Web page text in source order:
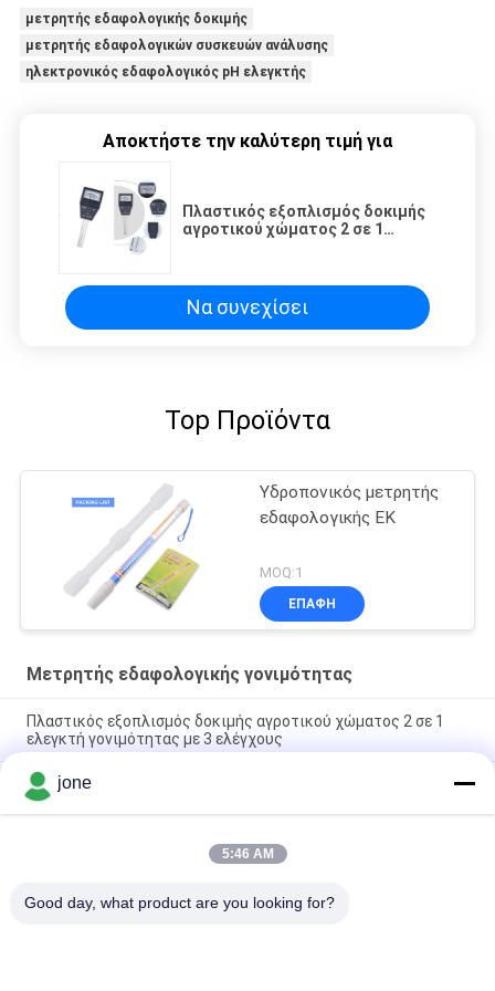
μετρητής εδαφολογικής δοκιμής
μετρητής εδαφολογικών συσκευών ανάλυσης
ηλεκτρονικός εδαφολογικός pH ελεγκτής
Αποκτήστε την καλύτερη τιμή για
Πλαστικός εξοπλισμός δοκιμής
αγροτικού χώματος 2 σε 1
Να συνεχίσει
Top Προϊόντα
Υδροπονικός μετρητής
εδαφολογικής ΕΚ
MOQ:1
ΕΠΑΦΉ
Μετρητής εδαφολογικής γονιμότητας
Πλαστικός εξοπλισμός δοκιμής αγροτικού χώματος 2 σε 1
ελεγκτή γονιμότητας με 3 ελέγχους
Ανιχνευτής εδάφους πολλαπλών λειτουργιών 6 σε 1
εδάφους εδάφους για την παρακολούθηση της ανάπτυξης
των φυτών
Ανιχνευτής εδάφους YiERYi 6-IN-1 3,5-9pH/0-99% υγρασία/0-
jone
5:46 AM
Good day, what product are you looking for?